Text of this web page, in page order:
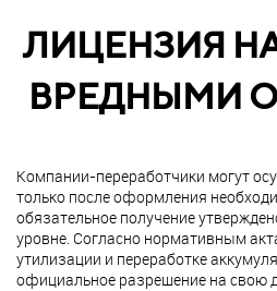
ЛИЦЕНЗИЯ
ВРЕДНЫМИ
Компании-переработчики могут
только после оформления
обязательное получение
уровне. Согласно нормативным
утилизации и переработке
официальное разрешение на свою